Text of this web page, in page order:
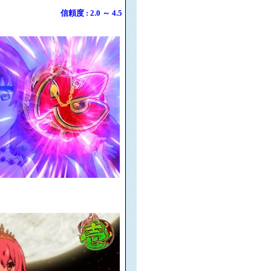
信頼度 : 2.0 ～ 4.5